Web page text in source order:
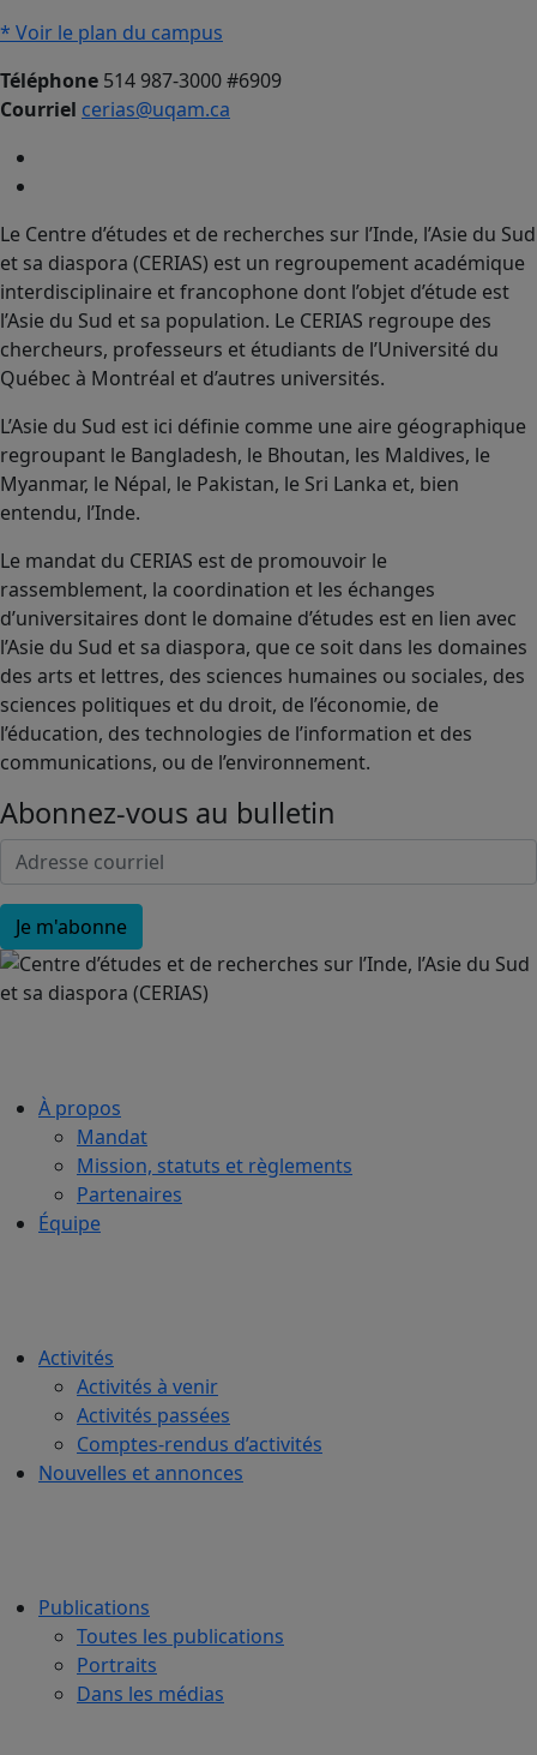
* Voir le plan du campus
Téléphone 514 987-3000 #6909
Courriel cerias@uqam.ca
Le Centre d’études et de recherches sur l’Inde, l’Asie du Sud
et sa diaspora (CERIAS) est un regroupement académique
interdisciplinaire et francophone dont l’objet d’étude est
l’Asie du Sud et sa population. Le CERIAS regroupe des
chercheurs, professeurs et étudiants de l’Université du
Québec à Montréal et d’autres universités.
L’Asie du Sud est ici définie comme une aire géographique
regroupant le Bangladesh, le Bhoutan, les Maldives, le
Myanmar, le Népal, le Pakistan, le Sri Lanka et, bien
entendu, l’Inde.
Le mandat du CERIAS est de promouvoir le
rassemblement, la coordination et les échanges
d’universitaires dont le domaine d’études est en lien avec
l’Asie du Sud et sa diaspora, que ce soit dans les domaines
des arts et lettres, des sciences humaines ou sociales, des
sciences politiques et du droit, de l’économie, de
l’éducation, des technologies de l’information et des
communications, ou de l’environnement.
Abonnez-vous au bulletin
À propos
Mandat
Mission, statuts et règlements
Partenaires
Équipe
Activités
Activités à venir
Activités passées
Comptes-rendus d’activités
Nouvelles et annonces
Publications
Toutes les publications
Portraits
Dans les médias